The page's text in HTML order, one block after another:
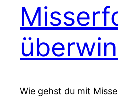
Wie gehst du mit